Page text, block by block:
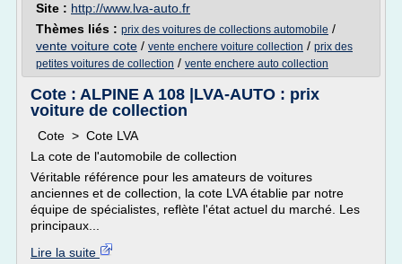
Site : http://www.lva-auto.fr
Thèmes liés : prix des voitures de collections automobile /
vente voiture cote / vente enchere voiture collection / prix des
petites voitures de collection / vente enchere auto collection
Cote : ALPINE A 108 |LVA-AUTO : prix
voiture de collection
Cote > Cote LVA
La cote de l'automobile de collection
Véritable référence pour les amateurs de voitures
anciennes et de collection, la cote LVA établie par notre
équipe de spécialistes, reflète l'état actuel du marché. Les
principaux...
Lire la suite